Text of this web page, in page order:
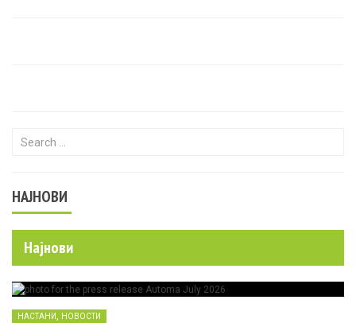
Search for:
НАЈНОВИ
Најнови
НАСТАНИ, НОВОСТИ